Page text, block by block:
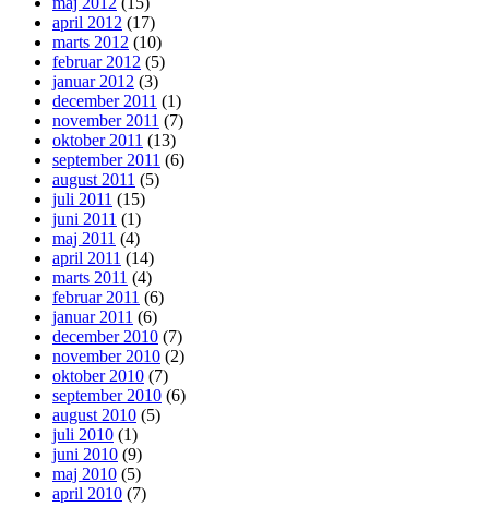
april 2012 (17)
marts 2012 (10)
februar 2012 (5)
januar 2012 (3)
december 2011 (1)
november 2011 (7)
oktober 2011 (13)
september 2011 (6)
august 2011 (5)
juli 2011 (15)
juni 2011 (1)
maj 2011 (4)
april 2011 (14)
marts 2011 (4)
februar 2011 (6)
januar 2011 (6)
december 2010 (7)
november 2010 (2)
oktober 2010 (7)
september 2010 (6)
august 2010 (5)
juli 2010 (1)
juni 2010 (9)
maj 2010 (5)
april 2010 (7)